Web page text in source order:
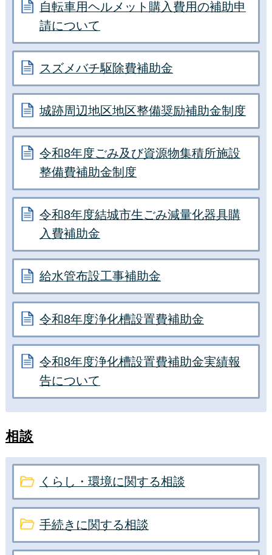
自転車用ヘルメット購入費用の補助申
請について
スズメバチ駆除費補助金
城跡周辺地区地区整備奨励補助金制度
令和8年度ごみ及び資源物集積所施設
整備費補助金制度
令和8年度結城市生ごみ減量化器具購
入費補助金
給水管布設工事補助金
令和8年度浄化槽設置費補助金
令和8年度浄化槽設置費補助金実績報
告について
相談
くらし・環境に関する相談
手続きに関する相談